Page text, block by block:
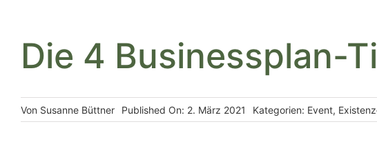
Die 4 Businessplan-
Von Susanne Büttner Published On: 2. März 2021 Kategorien: Event,